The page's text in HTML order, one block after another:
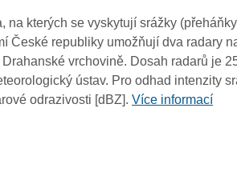
na kterých se vyskytují srážky
České republiky umožňují dva radary
vrchovině. Dosah radarů je
ústav. Pro odhad intenzity
odrazivosti [dBZ].Více informací